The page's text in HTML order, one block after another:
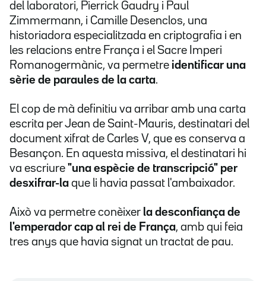
del laboratori, Pierrick Gaudry i Paul
Zimmermann, i Camille Desenclos, una
historiadora especialitzada en criptografia i en
les relacions entre França i el Sacre Imperi
Romanogermànic, va permetre identificar una
sèrie de paraules de la carta.
El cop de mà definitiu va arribar amb una carta
escrita per Jean de Saint-Mauris, destinatari del
document xifrat de Carles V, que es conserva a
Besançon. En aquesta missiva, el destinatari hi
va escriure "una espècie de transcripció" per
desxifrar-la que li havia passat l'ambaixador.
Això va permetre conèixer la desconfiança de
l'emperador cap al rei de França, amb qui feia
tres anys que havia signat un tractat de pau.